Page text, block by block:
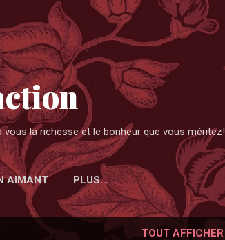
la richesse et le bonheur que vous méritez!
AIMANT PLUS…
TOUT AFFICHER